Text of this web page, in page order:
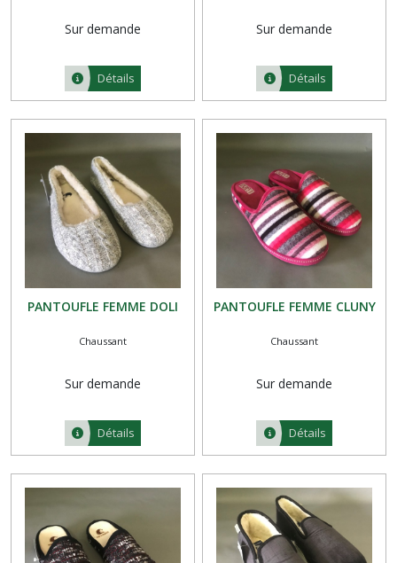
Sur demande
Détails
Sur demande
Détails
PANTOUFLE FEMME DOLI
Chaussant
Sur demande
Détails
PANTOUFLE FEMME CLUNY
Chaussant
Sur demande
Détails